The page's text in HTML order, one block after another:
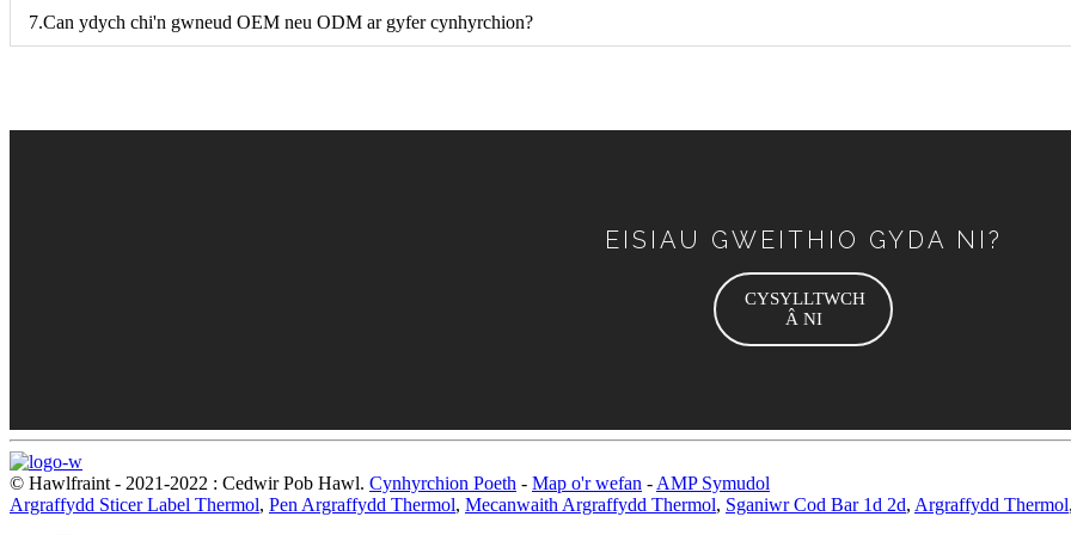
7.Can ydych chi'n gwneud OEM neu ODM ar gyfer cynhyrchion?
EISIAU GWEITHIO GYDA NI?
CYSYLLTWCH
Â NI
© Hawlfraint - 2021-2022 : Cedwir Pob Hawl. Cynhyrchion Poeth - Map o'r wefan - AMP Symudol
Argraffydd Sticer Label Thermol, Pen Argraffydd Thermol, Mecanwaith Argraffydd Thermol, Sganiwr Cod Bar 1d 2d, Argraffydd Thermol,